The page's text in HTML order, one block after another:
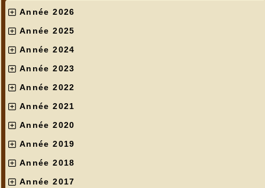
Année 2026
Année 2025
Année 2024
Année 2023
Année 2022
Année 2021
Année 2020
Année 2019
Année 2018
Année 2017